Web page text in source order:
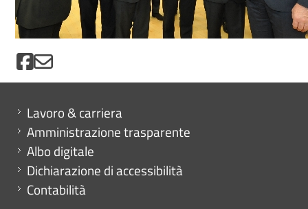
Mini menu di servizio
Lavoro & carriera
Amministrazione trasparente
Albo digitale
Dichiarazione di accessibilità
Contabilità